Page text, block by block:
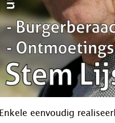
Enkele eenvoudig